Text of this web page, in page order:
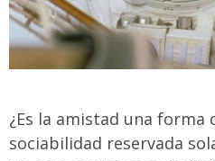
¿Es la amistad una forma
sociabilidad reservada